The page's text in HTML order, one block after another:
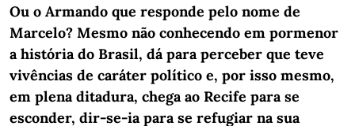
Ou o Armando que responde pelo nome de
Marcelo? Mesmo não conhecendo em pormenor
a história do Brasil, dá para perceber que teve
vivências de caráter político e, por isso mesmo,
em plena ditadura, chega ao Recife para se
esconder, dir-se-ia para se refugiar na sua